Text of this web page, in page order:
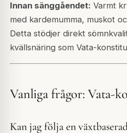
Innan sänggåendet: Varmt
med kardemumma, muskot
Detta stödjer direkt
kvällsnäring som Vata-
Vanliga frågor: Vata-
Kan jag följa en